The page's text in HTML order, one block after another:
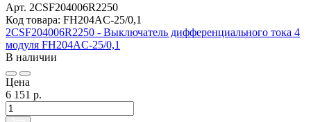
Арт. 2CSF204006R2250
Код товара: FH204AC-25/0,1
2CSF204006R2250 - Выключатель дифференциального тока 4
модуля FH204AC-25/0,1
В наличии
Цена
6 151 р.